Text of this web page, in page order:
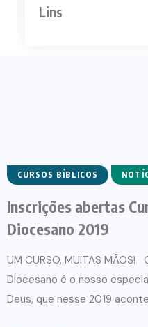
Lins
CURSOS BÍBLICOS
Inscrições abertas
Diocesano 2019
UM CURSO, MUITAS
Diocesano é o nosso
Deus, que nesse 2019